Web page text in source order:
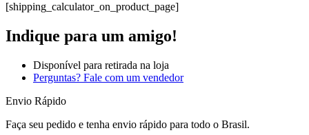
[shipping_calculator_on_product_page]
Indique para um amigo!
Disponível para retirada na loja
Perguntas? Fale com um vendedor
Envio Rápido
Faça seu pedido e tenha envio rápido para todo o Brasil.